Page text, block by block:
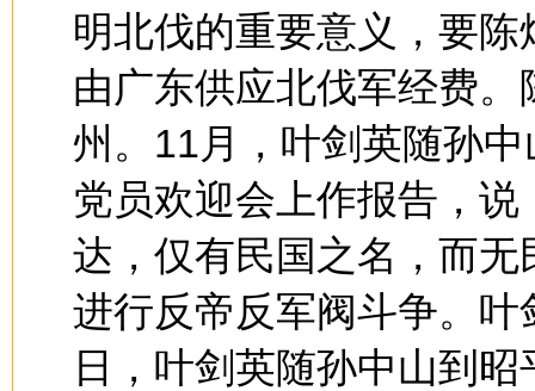
明北伐的重要意义，要
由广东供应北伐军经费
州。11月，叶剑英随孙
党员欢迎会上作报告，
达，仅有民国之名，而无
进行反帝反军阀斗争。
日，叶剑英随孙中山到